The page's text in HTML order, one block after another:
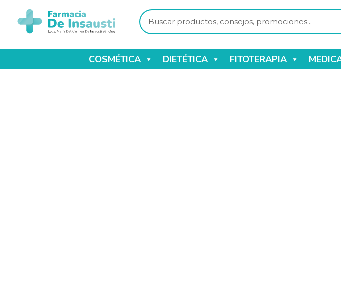
COSMÉTICA DIETÉTICA FITOTERAPIA